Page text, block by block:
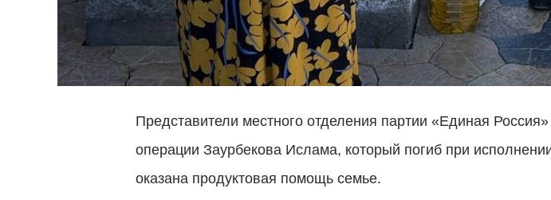
Представители местного отделения партии «Единая
операции Заурбекова Ислама, который погиб при
оказана продуктовая помощь семье.